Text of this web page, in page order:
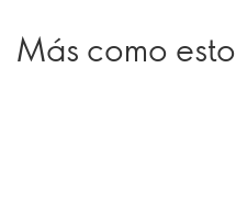
Más como esto